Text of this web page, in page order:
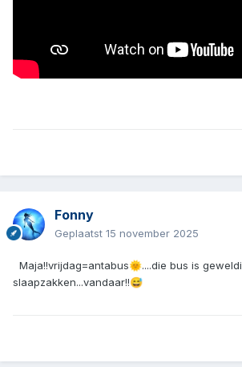
Fonny
Geplaatst 15 november 2025
Maja!!vrijdag=antabus🌞....die bus is
slaapzakken...vandaar!!😅